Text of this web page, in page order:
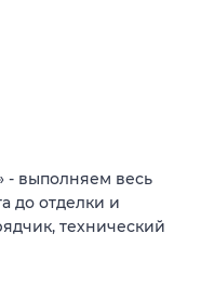
- выполняем весь
до отделки и
технический